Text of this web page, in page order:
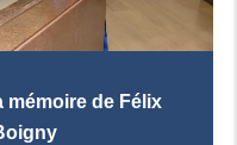
mémoire de Félix